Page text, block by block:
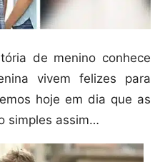
de menino conhece
vivem felizes para
hoje em dia que as
simples assim…